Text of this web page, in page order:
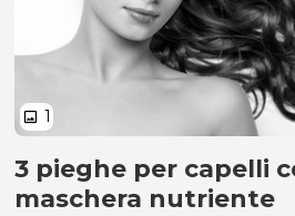
image 1
3 pieghe per
3 pieghe per capelli
maschera nutriente